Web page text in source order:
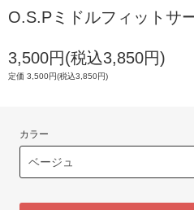
O.S.Pミドルフィットサ
3,500円(税込3,850円)
定価 3,500円(税込3,850円)
カラー